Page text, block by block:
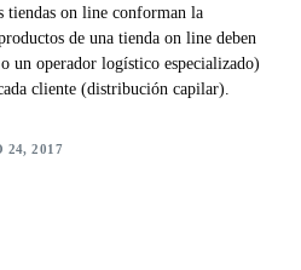
tiendas on line conforman la
de una tienda on line deben
un operador logístico especializado)
cliente (distribución capilar).
24, 2017